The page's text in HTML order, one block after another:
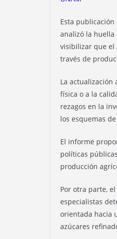
Esta
analizó la huella
visibilizar que el
través de
La
física o a la
rezagos en la
los esquemas
El informe
políticas
producción
Por otra parte,
especialistas
orientada hacia
azúcares